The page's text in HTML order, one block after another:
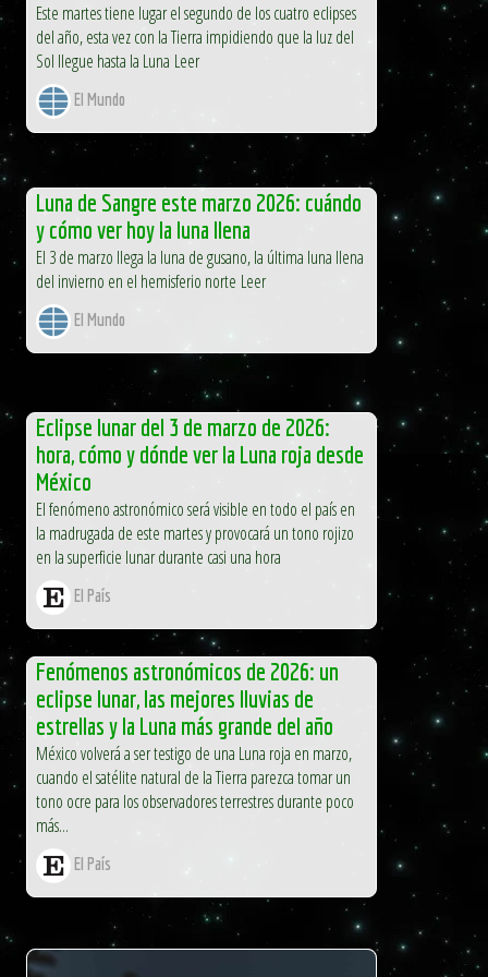
Este martes tiene lugar el segundo de los cuatro eclipses
del año, esta vez con la Tierra impidiendo que la luz del
Sol llegue hasta la Luna Leer
El Mundo
Luna de Sangre este marzo 2026: cuándo
y cómo ver hoy la luna llena
El 3 de marzo llega la luna de gusano, la última luna llena
del invierno en el hemisferio norte Leer
El Mundo
Eclipse lunar del 3 de marzo de 2026:
hora, cómo y dónde ver la Luna roja desde
México
El fenómeno astronómico será visible en todo el país en
la madrugada de este martes y provocará un tono rojizo
en la superficie lunar durante casi una hora
El País
Fenómenos astronómicos de 2026: un
eclipse lunar, las mejores lluvias de
estrellas y la Luna más grande del año
México volverá a ser testigo de una Luna roja en marzo,
cuando el satélite natural de la Tierra parezca tomar un
tono ocre para los observadores terrestres durante poco
más...
El País